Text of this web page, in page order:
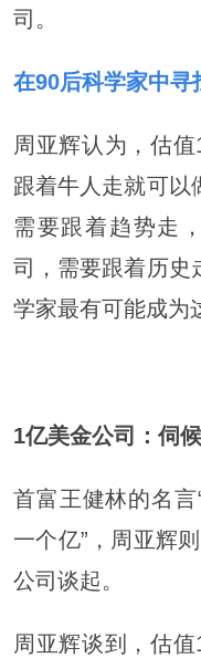
司。
在90后科学家中寻
周亚辉认为，估
跟着牛人走就可以
需要跟着趋势走
司，需要跟着历史
学家最有可能成为
1亿美金公司：伺
首富王健林的名
一个亿”，周亚辉
公司谈起。
周亚辉谈到，估